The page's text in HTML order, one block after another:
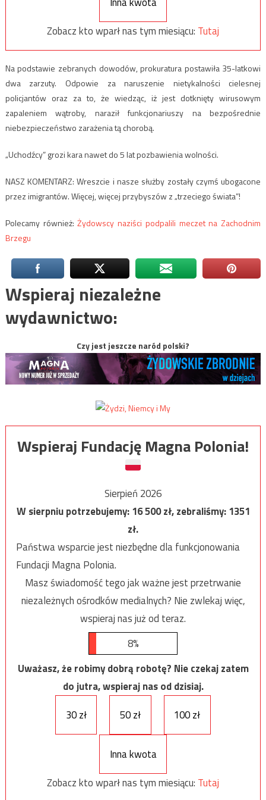
Zobacz kto wparł nas tym miesiącu: Tutaj
Na podstawie zebranych dowodów, prokuratura postawiła 35-latkowi
dwa zarzuty. Odpowie za naruszenie nietykalności cielesnej
policjantów oraz za to, że wiedząc, iż jest dotknięty wirusowym
zapaleniem wątroby, naraził funkcjonariuszy na bezpośrednie
niebezpieczeństwo zarażenia tą chorobą.
„Uchodźcy” grozi kara nawet do 5 lat pozbawienia wolności.
NASZ KOMENTARZ: Wreszcie i nasze służby zostały czymś ubogacone
przez imigrantów. Więcej, więcej przybyszów z „trzeciego świata”!
Polecamy również:Żydowscy naziści podpalili meczet na Zachodnim
Brzegu
Wspieraj niezależne
wydawnictwo:
Czy jest jeszcze naród polski?
Wspieraj Fundację Magna Polonia!
Sierpień 2026
W sierpniu potrzebujemy:16 500zł, zebraliśmy:1351
zł.
Państwa wsparcie jest niezbędne dla funkcjonowania
Fundacji Magna Polonia.
Masz świadomość tego jak ważne jest przetrwanie
niezależnych ośrodków medialnych? Nie zwlekaj więc,
wspieraj nas już od teraz.
8%
Uważasz, że robimy dobrą robotę? Nie czekaj zatem
do jutra, wspieraj nas od dzisiaj.
30 zł
50 zł 100 zł
Inna kwota
Zobacz kto wparł nas tym miesiącu: Tutaj